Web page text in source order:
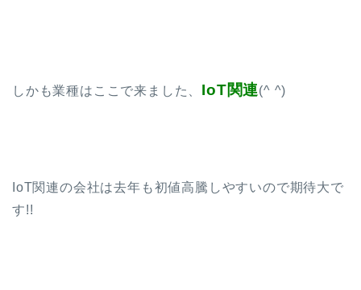
しかも業種はここで来ました、 IoT関連(^ ^)
IoT関連の会社は去年も初値高騰しやすいので期待大で
す!!